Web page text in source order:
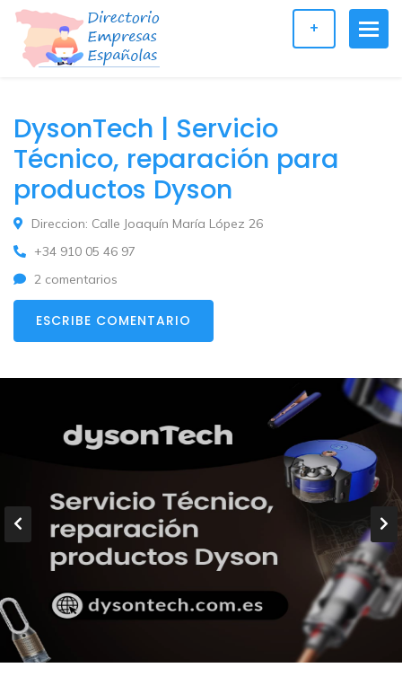
+
DysonTech | Servicio
Técnico, reparación para
productos Dyson
Direccion: Calle Joaquín María López 26
+34 910 05 46 97
2 comentarios
ESCRIBE COMENTARIO